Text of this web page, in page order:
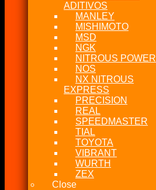
ADITIVOS
MANLEY
MISHIMOTO
MSD
NGK
NITROUS POWER
NOS
NX NITROUS
EXPRESS
PRECISION
REAL
SPEEDMASTER
TIAL
TOYOTA
VIBRANT
WURTH
ZEX
Close